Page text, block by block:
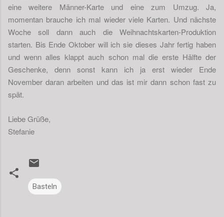
eine weitere Männer-Karte und eine zum Umzug. Ja,
momentan brauche ich mal wieder viele Karten. Und nächste
Woche soll dann auch die Weihnachtskarten-Produktion
starten. Bis Ende Oktober will ich sie dieses Jahr fertig haben
und wenn alles klappt auch schon mal die erste Hälfte der
Geschenke, denn sonst kann ich ja erst wieder Ende
November daran arbeiten und das ist mir dann schon fast zu
spät.
Liebe Grüße,
Stefanie
Basteln